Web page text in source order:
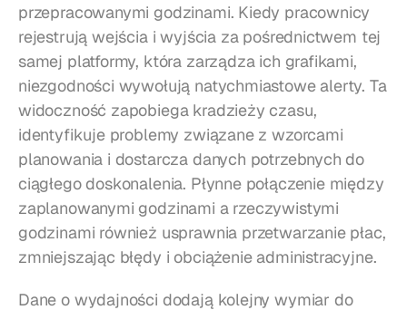
przepracowanymi godzinami. Kiedy pracownicy
rejestrują wejścia i wyjścia za pośrednictwem tej
samej platformy, która zarządza ich grafikami,
niezgodności wywołują natychmiastowe alerty. Ta
widoczność zapobiega kradzieży czasu,
identyfikuje problemy związane z wzorcami
planowania i dostarcza danych potrzebnych do
ciągłego doskonalenia. Płynne połączenie między
zaplanowanymi godzinami a rzeczywistymi
godzinami również usprawnia przetwarzanie płac,
zmniejszając błędy i obciążenie administracyjne.
Dane o wydajności dodają kolejny wymiar do